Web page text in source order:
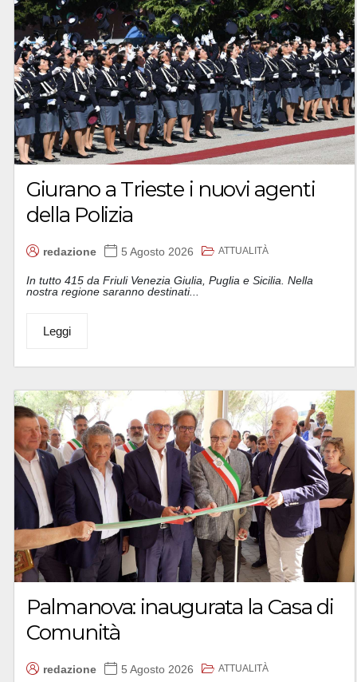
Giurano a Trieste i nuovi agenti
della Polizia
redazione 5 Agosto 2026 ATTUALITÀ
In tutto 415 da Friuli Venezia Giulia, Puglia e Sicilia. Nella
nostra regione saranno destinati...
Leggi
Palmanova: inaugurata la Casa di
Comunità
redazione 5 Agosto 2026 ATTUALITÀ